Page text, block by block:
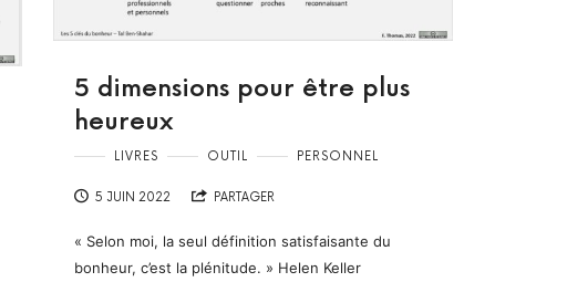
5 dimensions pour être plus
heureux
LIVRES OUTIL PERSONNEL
5 JUIN 2022 PARTAGER
« Selon moi, la seul définition satisfaisante du
bonheur, c’est la plénitude. » Helen Keller